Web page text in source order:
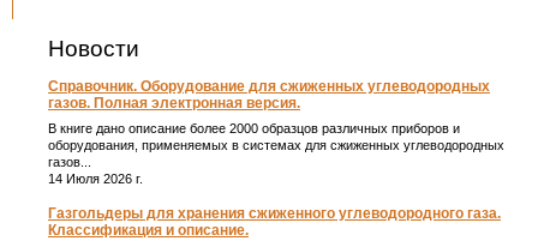
Новости
Справочник. Оборудование для сжиженных углеводородных
газов. Полная электронная версия.
В книге дано описание более 2000 образцов различных приборов и
оборудования, применяемых в системах для сжиженных углеводородных
газов...
14 Июля 2026 г.
Газгольдеры для хранения сжиженного углеводородного газа.
Классификация и описание.